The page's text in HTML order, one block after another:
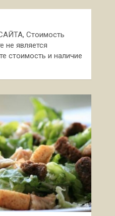
Стоимость
является
стоимость и наличие